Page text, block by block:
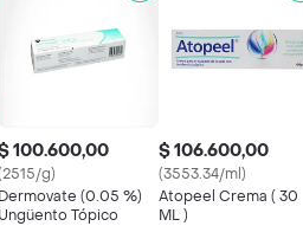
100.600,00
g)
Dermovate (0.05 %)
Ungüento Tópico
$ 106.600,00
(3553.34/ml)
Atopeel Crema ( 30
ML )